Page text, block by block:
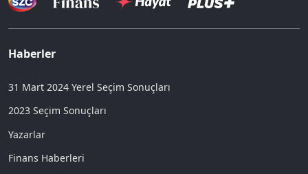
Haberler
31 Mart 2024 Yerel Seçim Sonuçları
2023 Seçim Sonuçları
Yazarlar
Finans Haberleri